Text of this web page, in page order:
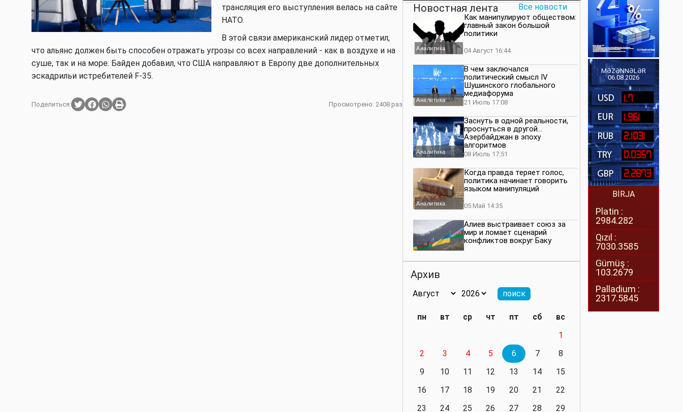
трансляция его выступления велась на сайте
НАТО.
В этой связи американский лидер отметил,
что альянс должен быть способен отражать угрозы со всех направлений - как в воздухе и на
суше, так и на море. Байден добавил, что США направляют в Европу две дополнительных
эскадрильи истребителей F-35.
Поделиться: Просмотрено: 2408 раз
Новостная лента Все новости
Аналитика
Как манипулируют обществом:
главный закон большой
политики
04 Август 16:44
Аналитика
В чем заключался
политический смысл IV
Шушинского глобального
медиафорума
21 Июль 17:08
Аналитика
Заснуть в одной реальности,
проснуться в другой…
Азербайджан в эпоху
алгоритмов
08 Июль 17:51
Аналитика
Когда правда теряет голос,
политика начинает говорить
языком манипуляций
05 Май 14:35
Алиев выстраивает союз за
мир и ломает сценарий
конфликтов вокруг Баку
значимость региона
нейтралитета больше не будет
11 Март 16:36
Политика
президенту приходится все
делать самому
Архив
пн вт ср чт пт сб
вс
1
2
3 4 5 6 7
8
9
10 11 12 13 14
15
16
17 18 19 20 21
22
23
24 25 26 27 28
29
MƏZƏNNƏLƏR
06.08.2026
1.7
1.961
2.1031
0.0357
2.2873
BİRJA
Platin :
2984.282
Qızıl :
7030.3585
Gümüş :
103.2679
Palladium :
2317.5845